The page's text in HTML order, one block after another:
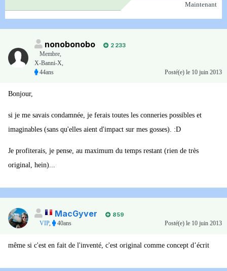
Maintenant
nonobonobo
2 233
Membre,
X-Banni-X,
44ans
Posté(e) le 10 juin 2013
Bonjour,
si je me savais condamnée, je ferais toutes les conneries possibles et
imaginables (sans qu'elles aient d'impact sur mes gosses). :D
Je profiterais, je pense, au maximum du temps restant (rien de très
original, hein)...
MacGyver
859
VIP, 40ans Posté(e) le 10 juin 2013
même si c'est en fait de l'inventé, c'est original comme concept d’écrit